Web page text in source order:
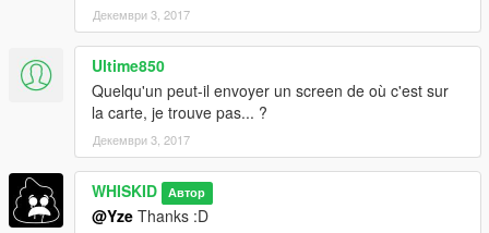
Декември 3, 2017
Ultime850
Quelqu'un peut-il envoyer un screen de où c'est sur
la carte, je trouve pas... ?
Декември 3, 2017
WHISKID Автор
@Yze Thanks :D